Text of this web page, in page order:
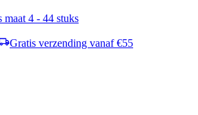
4 - 44 stuks
Gratis verzending vanaf €55